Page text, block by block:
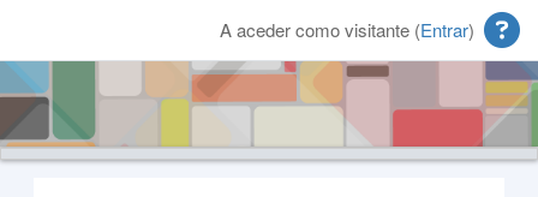
A aceder como visitante (Entrar)